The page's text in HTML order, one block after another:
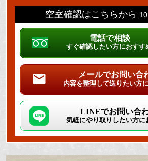
空室確認はこちらから
電話で相談
すぐ確認したい方におすす
メールでお問い合
内容を整理して送りたい方
LINEでお問い合
気軽にやり取りしたい方に